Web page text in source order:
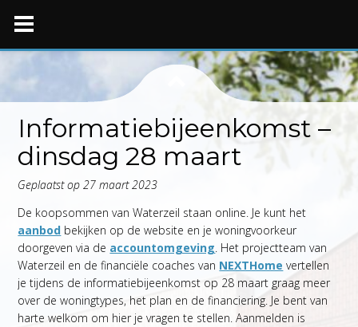
Skip
Informatiebijeenkomst –
dinsdag 28 maart
Geplaatst op27 maart 2023
De koopsommen van Waterzeil staan online. Je kunt het
aanbod bekijken op de website en je woningvoorkeur
doorgeven via de accountomgeving. Het projectteam van
Waterzeil en de financiële coaches van NEXTHome vertellen
je tijdens de informatiebijeenkomst op 28 maart graag meer
over de woningtypes, het plan en de financiering. Je bent van
harte welkom om hier je vragen te stellen. Aanmelden is